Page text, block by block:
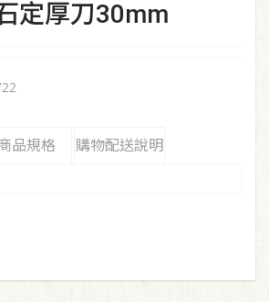
定厚刀30mm
品規格 購物配送說明